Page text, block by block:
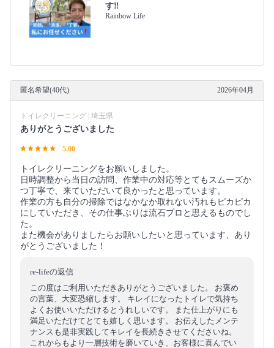
す‼️
Rainbow Life
匿名希望(40代) 2026年04月
トイレクリーニング | 埼玉県
ありがとうございました
5.00
トイレクリーニングをお願いしました。
日時調整から当日の訪問、作業中の対応等とてもスムーズか
つ丁寧で、来ていただいて良かったと思っています。
作業の方も自分の掃除ではなかなか取れない汚れもピカピカ
にしていただき、その仕事ぶりは流石プロと思えるものでし
た。
また機会がありましたらお願いしたいと思っています、あり
がとうございました！
re-lifeの返信
この度はご利用いただきありがとうございました。 お褒め
の言葉、大変恐縮します。 キレイになったトイレで気持ち
よくお使いいただけるとうれしいです。 また仕上がりにも
満足いただけてとても嬉しく思います。 お伝えしたメンテ
ナンスも是非実践してキレイを長続きさせてくださいね。
これからもより一層技術を磨いていき、お客様に喜んでい